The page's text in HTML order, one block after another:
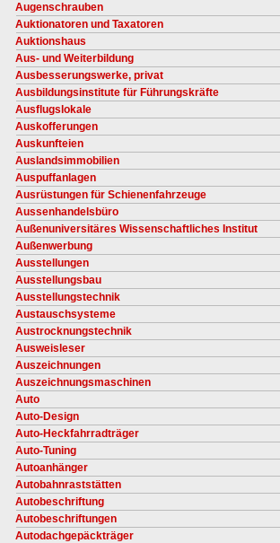
Augenschrauben
Auktionatoren und Taxatoren
Auktionshaus
Aus- und Weiterbildung
Ausbesserungswerke, privat
Ausbildungsinstitute für Führungskräfte
Ausflugslokale
Auskofferungen
Auskunfteien
Auslandsimmobilien
Auspuffanlagen
Ausrüstungen für Schienenfahrzeuge
Aussenhandelsbüro
Außenuniversitäres Wissenschaftliches Institut
Außenwerbung
Ausstellungen
Ausstellungsbau
Ausstellungstechnik
Austauschsysteme
Austrocknungstechnik
Ausweisleser
Auszeichnungen
Auszeichnungsmaschinen
Auto
Auto-Design
Auto-Heckfahrradträger
Auto-Tuning
Autoanhänger
Autobahnraststätten
Autobeschriftung
Autobeschriftungen
Autodachgepäckträger